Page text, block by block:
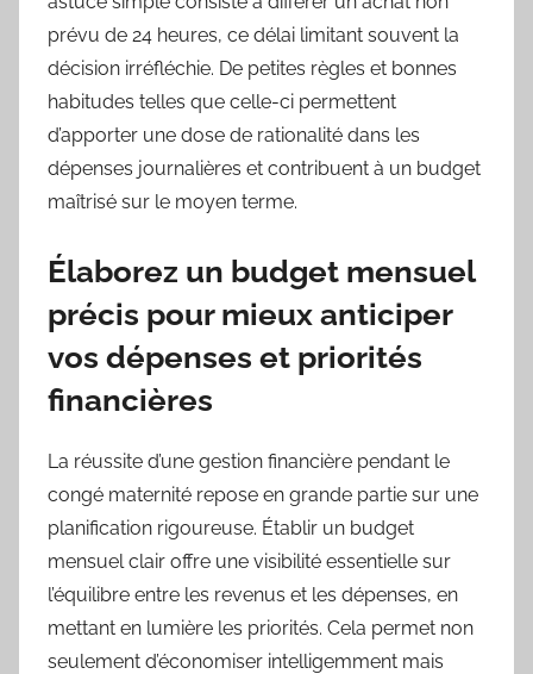
prévu de 24 heures, ce délai limitant souvent la
décision irréfléchie. De petites règles et bonnes
habitudes telles que celle-ci permettent
d’apporter une dose de rationalité dans les
dépenses journalières et contribuent à un budget
maîtrisé sur le moyen terme.
Élaborez un budget mensuel
précis pour mieux anticiper
vos dépenses et priorités
financières
La réussite d’une gestion financière pendant le
congé maternité repose en grande partie sur une
planification rigoureuse. Établir un budget
mensuel clair offre une visibilité essentielle sur
l’équilibre entre les revenus et les dépenses, en
mettant en lumière les priorités. Cela permet non
seulement d’économiser intelligemment mais